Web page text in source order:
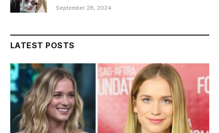
September 28, 2024
LATEST POSTS